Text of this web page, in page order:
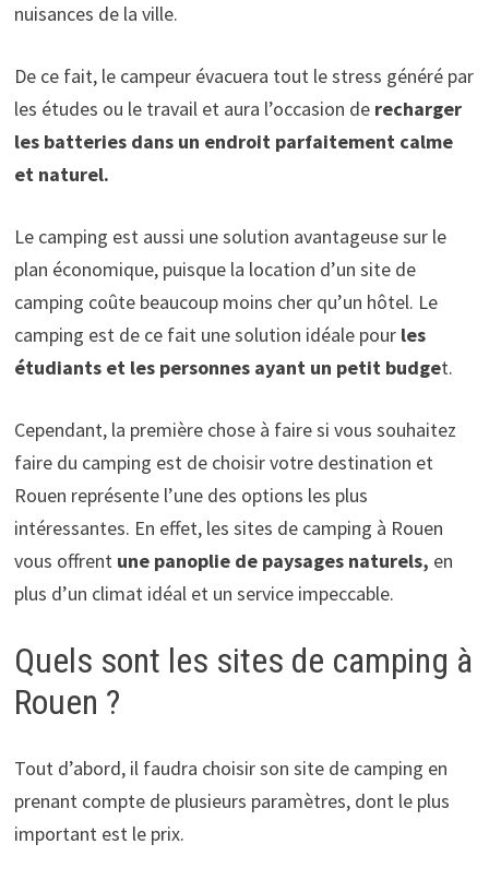
nuisances de la ville.
De ce fait, le campeur évacuera tout le stress généré par
les études ou le travail et aura l’occasion de recharger
les batteries dans un endroit parfaitement calme
et naturel.
Le camping est aussi une solution avantageuse sur le
plan économique, puisque la location d’un site de
camping coûte beaucoup moins cher qu’un hôtel. Le
camping est de ce fait une solution idéale pourles
étudiants et les personnes ayant un petit budget.
Cependant, la première chose à faire si vous souhaitez
faire du camping est de choisir votre destination et
Rouen représente l’une des options les plus
intéressantes. En effet, les sites de camping à Rouen
vous offrent une panoplie de paysages naturels, en
plus d’un climat idéal et un service impeccable.
Quels sont les sites de camping à
Rouen ?
Tout d’abord, il faudra choisir son site de camping en
prenant compte de plusieurs paramètres, dont le plus
important est le prix.